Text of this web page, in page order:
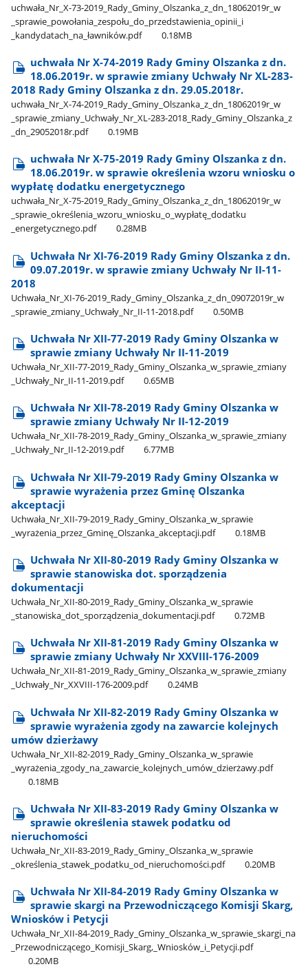
uchwała​_Nr​_X-73-2019​_Rady​_Gminy​_Olszanka​_z​_dn​_18062019r​_w​
_sprawie​_powołania​_zespołu​_do​_przedstawienia​_opinii​_i​
_kandydatach​_na​_ławników.pdf
0.18MB
uchwała Nr X-74-2019 Rady Gminy Olszanka z dn.
18.06.2019r. w sprawie zmiany Uchwały Nr XL-283-
2018 Rady Gminy Olszanka z dn. 29.05.2018r.
uchwała​_Nr​_X-74-2019​_Rady​_Gminy​_Olszanka​_z​_dn​_18062019r​_w​
_sprawie​_zmiany​_Uchwały​_Nr​_XL-283-2018​_Rady​_Gminy​_Olszanka​_z​
_dn​_29052018r.pdf
0.19MB
uchwała Nr X-75-2019 Rady Gminy Olszanka z dn.
18.06.2019r. w sprawie określenia wzoru wniosku o
wypłatę dodatku energetycznego
uchwała​_Nr​_X-75-2019​_Rady​_Gminy​_Olszanka​_z​_dn​_18062019r​_w​
_sprawie​_określenia​_wzoru​_wniosku​_o​_wypłatę​_dodatku​
_energetycznego.pdf
0.28MB
Uchwała Nr XI-76-2019 Rady Gminy Olszanka z dn.
09.07.2019r. w sprawie zmiany Uchwały Nr II-11-
2018
Uchwała​_Nr​_XI-76-2019​_Rady​_Gminy​_Olszanka​_z​_dn​_09072019r​_w​
_sprawie​_zmiany​_Uchwały​_Nr​_II-11-2018.pdf
0.50MB
Uchwała Nr XII-77-2019 Rady Gminy Olszanka w
sprawie zmiany Uchwały Nr II-11-2019
Uchwała​_Nr​_XII-77-2019​_Rady​_Gminy​_Olszanka​_w​_sprawie​_zmiany​
_Uchwały​_Nr​_II-11-2019.pdf
0.65MB
Uchwała Nr XII-78-2019 Rady Gminy Olszanka w
sprawie zmiany Uchwały Nr II-12-2019
Uchwała​_Nr​_XII-78-2019​_Rady​_Gminy​_Olszanka​_w​_sprawie​_zmiany​
_Uchwały​_Nr​_II-12-2019.pdf
6.77MB
Uchwała Nr XII-79-2019 Rady Gminy Olszanka w
sprawie wyrażenia przez Gminę Olszanka
akceptacji
Uchwała​_Nr​_XII-79-2019​_Rady​_Gminy​_Olszanka​_w​_sprawie​
_wyrażenia​_przez​_Gminę​_Olszanka​_akceptacji.pdf
0.18MB
Uchwała Nr XII-80-2019 Rady Gminy Olszanka w
sprawie stanowiska dot. sporządzenia
dokumentacji
Uchwała​_Nr​_XII-80-2019​_Rady​_Gminy​_Olszanka​_w​_sprawie​
_stanowiska​_dot​_sporządzenia​_dokumentacji.pdf
0.72MB
Uchwała Nr XII-81-2019 Rady Gminy Olszanka w
sprawie zmiany Uchwały Nr XXVIII-176-2009
Uchwała​_Nr​_XII-81-2019​_Rady​_Gminy​_Olszanka​_w​_sprawie​_zmiany​
_Uchwały​_Nr​_XXVIII-176-2009.pdf
0.24MB
Uchwała Nr XII-82-2019 Rady Gminy Olszanka w
sprawie wyrażenia zgody na zawarcie kolejnych
umów dzierżawy
Uchwała​_Nr​_XII-82-2019​_Rady​_Gminy​_Olszanka​_w​_sprawie​
_wyrażenia​_zgody​_na​_zawarcie​_kolejnych​_umów​_dzierżawy.pdf
0.18MB
Uchwała Nr XII-83-2019 Rady Gminy Olszanka w
sprawie określenia stawek podatku od
nieruchomości
Uchwała​_Nr​_XII-83-2019​_Rady​_Gminy​_Olszanka​_w​_sprawie​
_określenia​_stawek​_podatku​_od​_nieruchomości.pdf
0.20MB
Uchwała Nr XII-84-2019 Rady Gminy Olszanka w
sprawie skargi na Przewodniczącego Komisji Skarg,
Wniosków i Petycji
Uchwała​_Nr​_XII-84-2019​_Rady​_Gminy​_Olszanka​_w​_sprawie​_skargi​_na​
_Przewodniczącego​_Komisji​_Skarg,​_Wniosków​_i​_Petycji.pdf
0.20MB